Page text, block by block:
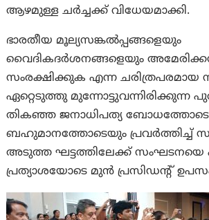
ആഴമുള്ള ചർച്ചക്ക് വിധേയമാക്കി.
ഭാരതീയ മൂല്യസങ്കൽപ്പങ്ങളെയും
വൈദികദർശനങ്ങളെയും
സംരക്ഷിക്കുക എന്ന ചരിത്രപരമായ
ഏറ്റെടുത്തു മുന്നോട്ടുവന്നിരിക്കുന്ന
തികഞ്ഞ ജനാധിപത്യ
ബഹുമാനത്തോടെയും പ്രവർത്തിച്ച്
അടുത്ത ഘട്ടത്തിലേക്ക് സംഘടനയെ
പ്രത്യാശയോടെ മുൻ പ്രസിഡന്റ്